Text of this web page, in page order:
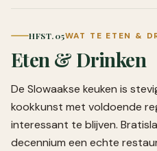
HFST. 05WAT TE ETEN &
Eten & Drinken
De Slowaakse keuken is
kookkunst met voldoende
interessant te blijven.
decennium een echte